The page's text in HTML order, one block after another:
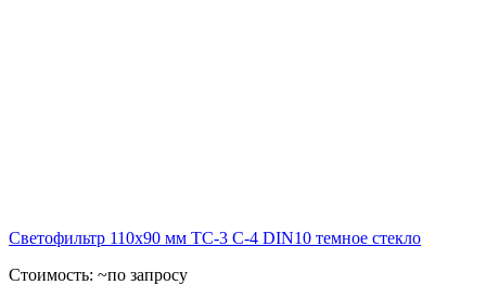
Светофильтр 110х90 мм ТС-3 С-4 DIN10 темное стекло
Стоимость: ~по запросу